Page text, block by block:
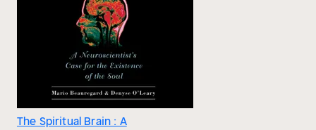
The Spiritual Brain : A